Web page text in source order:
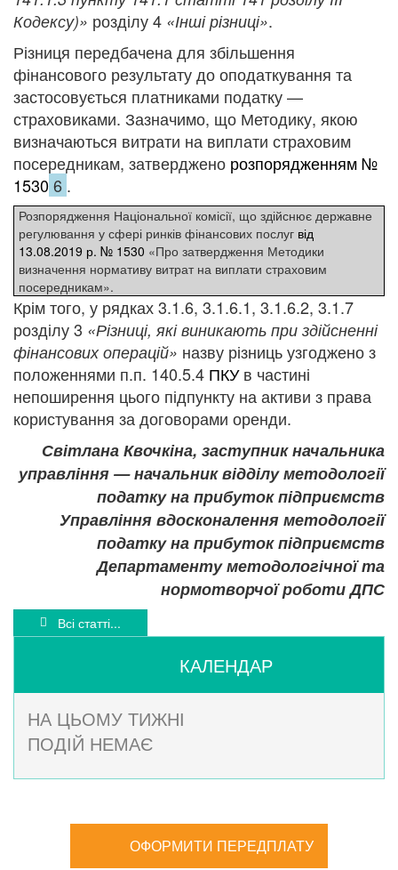
Кодексу)» розділу 4 «Інші різниці».
Різниця передбачена для збільшення
фінансового результату до оподаткування та
застосовується платниками податку —
страховиками. Зазначимо, що Методику, якою
визначаються витрати на виплати страховим
посередникам, затверджено розпорядженням №
15306 .
Розпорядження Національної комісії, що здійснює державне
регулювання у сфері ринків фінансових послуг від
13.08.2019 р. № 1530 «Про затвердження Методики
визначення нормативу витрат на виплати страховим
посередникам».
Крім того, у рядках 3.1.6, 3.1.6.1, 3.1.6.2, 3.1.7
розділу 3 «Різниці, які виникають при здійсненні
фінансових операцій» назву різниць узгоджено з
положеннями п.п. 140.5.4 ПКУв частині
непоширення цього підпункту на активи з права
користування за договорами оренди.
Світлана Квочкіна, заступник начальника
управління — начальник відділу методології
податку на прибуток підприємств
Управління вдосконалення методології
податку на прибуток підприємств
Департаменту методологічної та
нормотворчої роботи ДПС
Всі статті...
КАЛЕНДАР
НА ЦЬОМУ ТИЖНІ
ПОДІЙ НЕМАЄ
ОФОРМИТИ ПЕРЕДПЛАТУ